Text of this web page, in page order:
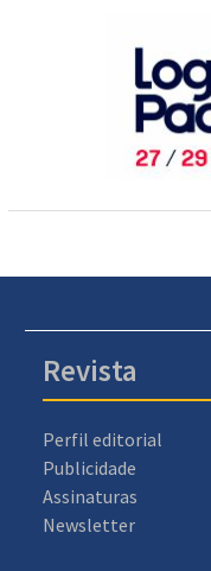
Revista
Perfil editorial
Publicidade
Assinaturas
Newsletter